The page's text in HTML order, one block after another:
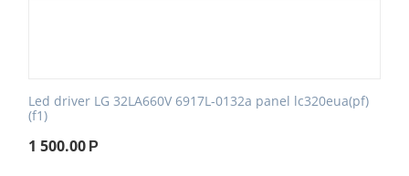
Led driver LG 32LA660V 6917L-0132a panel lc320eua(pf)
(f1)
1 500.00 Р